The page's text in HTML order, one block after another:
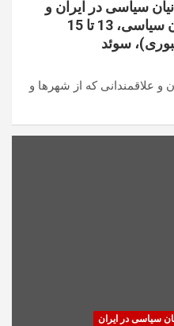
سیاسی در ایران و
آکسیون همبستگی با زندانیان سیاسی، 13 تا 15
و علاقمندانی که از شهرها و
سیاسی در ایران